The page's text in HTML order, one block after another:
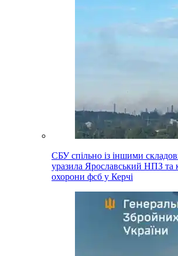
СБУ спільно із іншими
уразила Ярославський НПЗ та
охорони фсб у Керчі